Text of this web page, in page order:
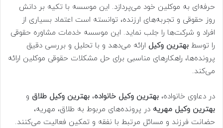
حرفه‌ای به موکلین خود می‌پردازد. این موسسه با تکیه بر دانش
روز حقوقی و تجربه‌های ارزنده، توانسته است اعتماد بسیاری از
افراد و شرکت‌ها را جلب نماید. این موسسه خدمات مشاوره حقوقی
را توسط بهترین وکیل ارائه می‌دهد و با تحلیل و بررسی دقیق
پرونده‌ها، راهکارهای مناسبی برای حل مشکلات حقوقی موکلین ارائه
می‌کند.
در دعاوی خانواده، بهترین وکیل خانواده، بهترین وکیل طلاق و
بهترین وکیل مهریه در پرونده‌های مربوط به طلاق، مهریه،
حضانت فرزند و مسائل مرتبط با نفقه و تمکین فعالیت می‌کنند.